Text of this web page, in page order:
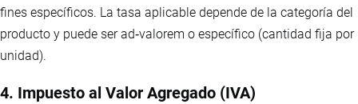
fines específicos. La tasa aplicable depende de la categoría del
producto y puede ser ad‑valorem o específico (cantidad fija por
unidad).
4. Impuesto al Valor Agregado (IVA)